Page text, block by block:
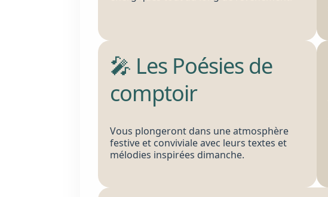
🎤 Les Poésies de
comptoir
Vous plongeront dans une atmosphère
festive et conviviale avec leurs textes et
mélodies inspirées dimanche.